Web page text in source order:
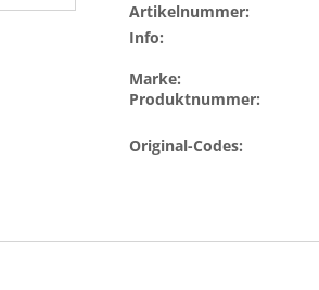
Artikelnummer:
Info:
Marke:
Produktnummer:
Original-Codes: